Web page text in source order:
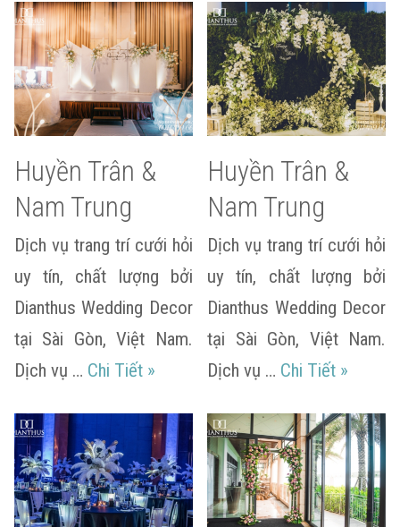
Huyền Trân &
Nam Trung
Dịch vụ trang trí cưới hỏi
uy tín, chất lượng bởi
Dianthus Wedding Decor
tại Sài Gòn, Việt Nam.
Dịch vụ … Chi Tiết Huyền Trân & Nam Trung
»
Huyền Trân &
Nam Trung
Dịch vụ trang trí cưới hỏi
uy tín, chất lượng bởi
Dianthus Wedding Decor
tại Sài Gòn, Việt Nam.
Dịch vụ … Chi Tiết Huyền
»